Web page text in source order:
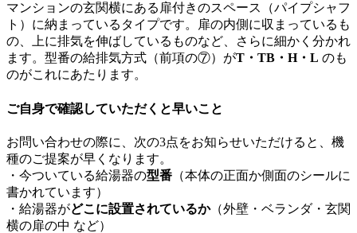
マンションの玄関横にある扉付きのスペース（パイプシャフ
ト）に納まっているタイプです。扉の内側に収まっているも
の、上に排気を伸ばしているものなど、さらに細かく分かれ
ます。型番の給排気方式（前項の⑦）がT・TB・H・L のも
のがこれにあたります。
ご自身で確認していただくと早いこと
お問い合わせの際に、次の3点をお知らせいただけると、機
種のご提案が早くなります。
・今ついている給湯器の型番 （本体の正面か側面のシールに
書かれています）
・給湯器がどこに設置されているか（外壁・ベランダ・玄関
横の扉の中 など）